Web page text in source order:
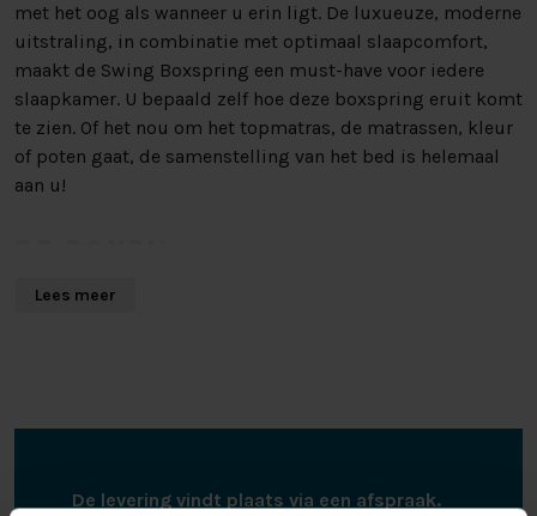
met het oog als wanneer u erin ligt. De luxueuze, moderne
uitstraling, in combinatie met optimaal slaapcomfort,
maakt de Swing Boxspring een must-have voor iedere
slaapkamer. U bepaald zelf hoe deze boxspring eruit komt
te zien. Of het nou om het topmatras, de matrassen, kleur
of poten gaat, de samenstelling van het bed is helemaal
aan u!
De pocketvering boxen van deze boxspring staan garant
verliezen daarnaast hun veerkracht niet, waardoor u voor
Lees meer
De levering vindt plaats via een afspraak.